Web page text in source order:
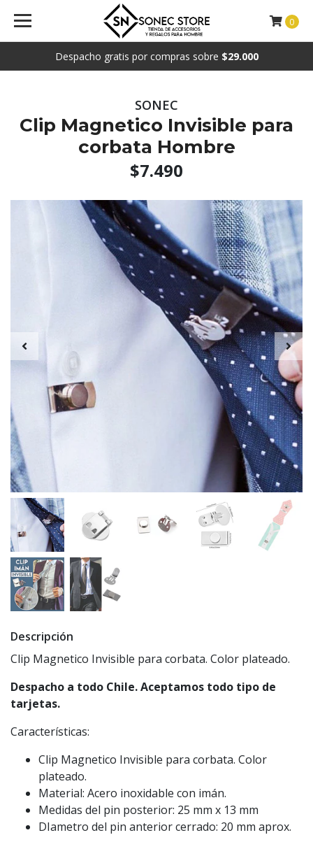
Despacho gratis por compras sobre $29.000
0
SONEC
Clip Magnetico Invisible para
corbata Hombre
$7.490
Descripción
Clip Magnetico Invisible para corbata. Color plateado.
Despacho a todo Chile. Aceptamos todo tipo de
tarjetas.
Características:
Clip Magnetico Invisible para corbata. Color
plateado.
Material: Acero inoxidable con imán.
Medidas del pin posterior: 25 mm x 13 mm
DIametro del pin anterior cerrado: 20 mm aprox.